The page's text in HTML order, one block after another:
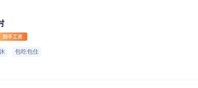
+加班费（1：1），包吃住；
包吃包住